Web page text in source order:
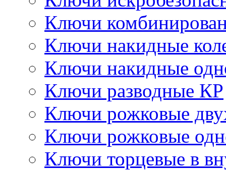
Ключи
Ключи накидные
Ключи накидные
Ключи разводные КР
Ключи рожковые
Ключи рожковые
Ключи торцевые в